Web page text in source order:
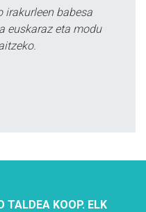
irakurleen babesa
euskaraz eta modu
TALDEA KOOP. ELK